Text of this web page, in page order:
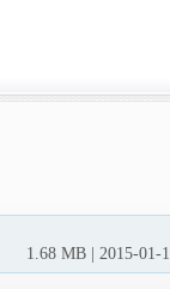
1.68 MB | 2015-01-